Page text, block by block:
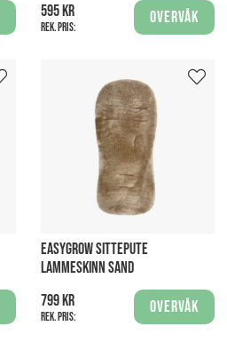
595 kr
Rek. pris:
Overvåk
EASYGROW SITTEPUTE
LAMMESKINN SAND
799 kr
Rek. pris:
Overvåk